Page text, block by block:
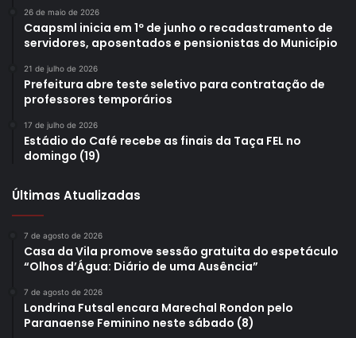
“Estamos intensificando as ações em pontos onde têm
necessária diante do aumento de situações encontradas
em estabelecimentos comerciais, especialmente
mercados, restaurantes e outros serviços de alimentação,
onde têm sido constatadas condições favoráveis à
proliferação do mosquito”, detalhou.
O gerente acrescentou ainda que, nesses locais, além da
providências sanitárias cabíveis, com orientações técnicas
e, quando necessário, medidas administrativas previstas
do risco à saúde coletiva e reforçar a responsabilidade
compartilhada dos estabelecimentos na prevenção da
26 de maio de 2026
Caapsml inicia em 1º de junho o recadastramento de
servidores, aposentados e pensionistas do Município
21 de julho de 2026
Prefeitura abre teste seletivo para contratação de
professores temporários
17 de julho de 2026
Estádio do Café recebe as finais da Taça FEL no
domingo (19)
Últimas Atualizadas
7 de agosto de 2026
Casa da Vila promove sessão gratuita do espetáculo
“Olhos d’Água: Diário de uma Ausência”
7 de agosto de 2026
Londrina Futsal encara Marechal Rondon pelo
Paranaense Feminino neste sábado (8)